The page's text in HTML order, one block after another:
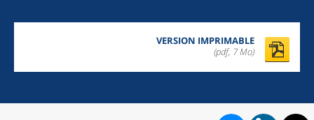
VERSION IMPRIMABLE
(pdf, 7 Mo)